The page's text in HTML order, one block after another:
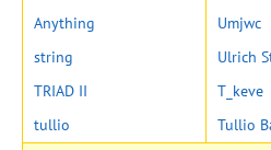
Anything
Umjwc
string
Ulrich
TRIAD II
T_keve
tullio
Tullio